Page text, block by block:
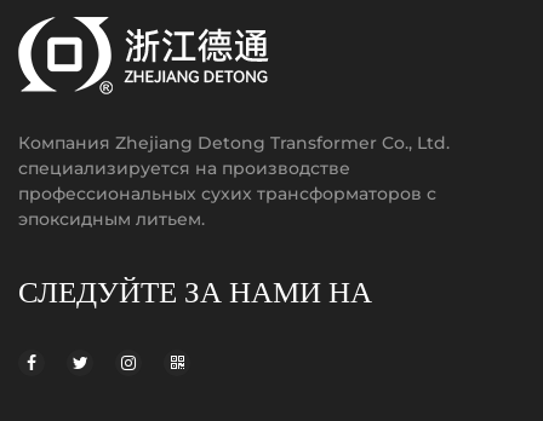
Компания Zhejiang Detong Transformer Co., Ltd.
специализируется на производстве
профессиональных сухих трансформаторов с
эпоксидным литьем.
СЛЕДУЙТЕ ЗА НАМИ НА